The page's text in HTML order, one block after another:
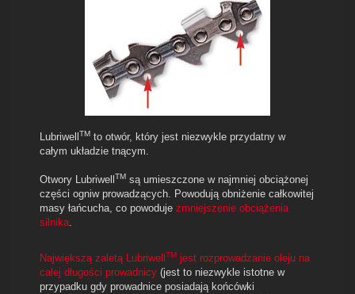
Lubriwell TM to otwór, który jest niezwykle przydatny w
całym układzie tnącym.
Otwory Lubriwell TM są umieszczone w najmniej obciążonej
części ogniw prowadzących. Powodują obniżenie całkowitej
masy łańcucha, co powoduje zmniejszenie obciążenia
silnika.
Największą zaletą Lubriwell TM jest rozprowadzanie oleju na
całej długości prowadnicy (jest to niezwykle istotne w
przypadku gdy prowadnice posiadają końcówki